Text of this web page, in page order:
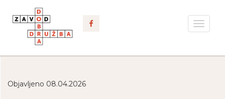
Toggle
Objavljeno 08.04.2026